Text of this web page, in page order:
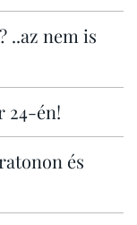
..az nem is
24-én!
és